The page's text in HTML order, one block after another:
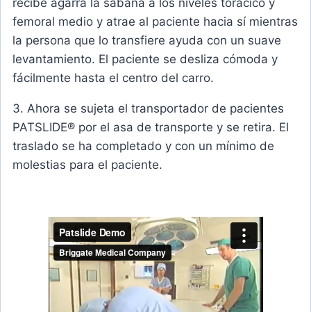
recibe agarra la sábana a los niveles torácico y
femoral medio y atrae al paciente hacia sí mientras
la persona que lo transfiere ayuda con un suave
levantamiento. El paciente se desliza cómoda y
fácilmente hasta el centro del carro.
3. Ahora se sujeta el transportador de pacientes
PATSLIDE® por el asa de transporte y se retira. El
traslado se ha completado y con un mínimo de
molestias para el paciente.